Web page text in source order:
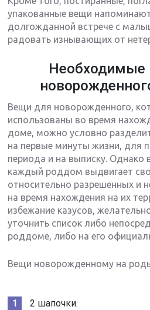
упакованные вещи
долгожданной встрече с
радовать изнывающих от
Необходимые
Вещи для новорожденного,
использованы во время
доме, можно условно
на первые минуты жизни, для
периода и на выписку. Однако
каждый роддом выдвигает
относительно разрешенных и
на время нахождения на их
избежание казусов,
уточнить список либо
роддоме, либо на его
Вещи новорожденному на
2 шапочки.